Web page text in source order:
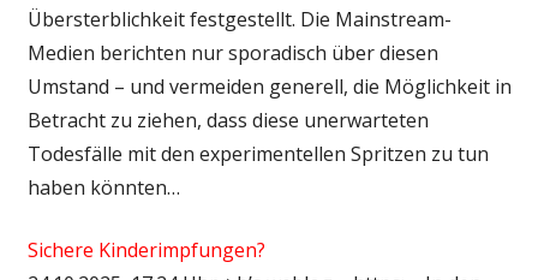
Übersterblichkeit festgestellt. Die Mainstream-
Medien berichten nur sporadisch über diesen
Umstand – und vermeiden generell, die Möglichkeit in
Betracht zu ziehen, dass diese unerwarteten
Todesfälle mit den experimentellen Spritzen zu tun
haben könnten…
Sichere Kinderimpfungen?